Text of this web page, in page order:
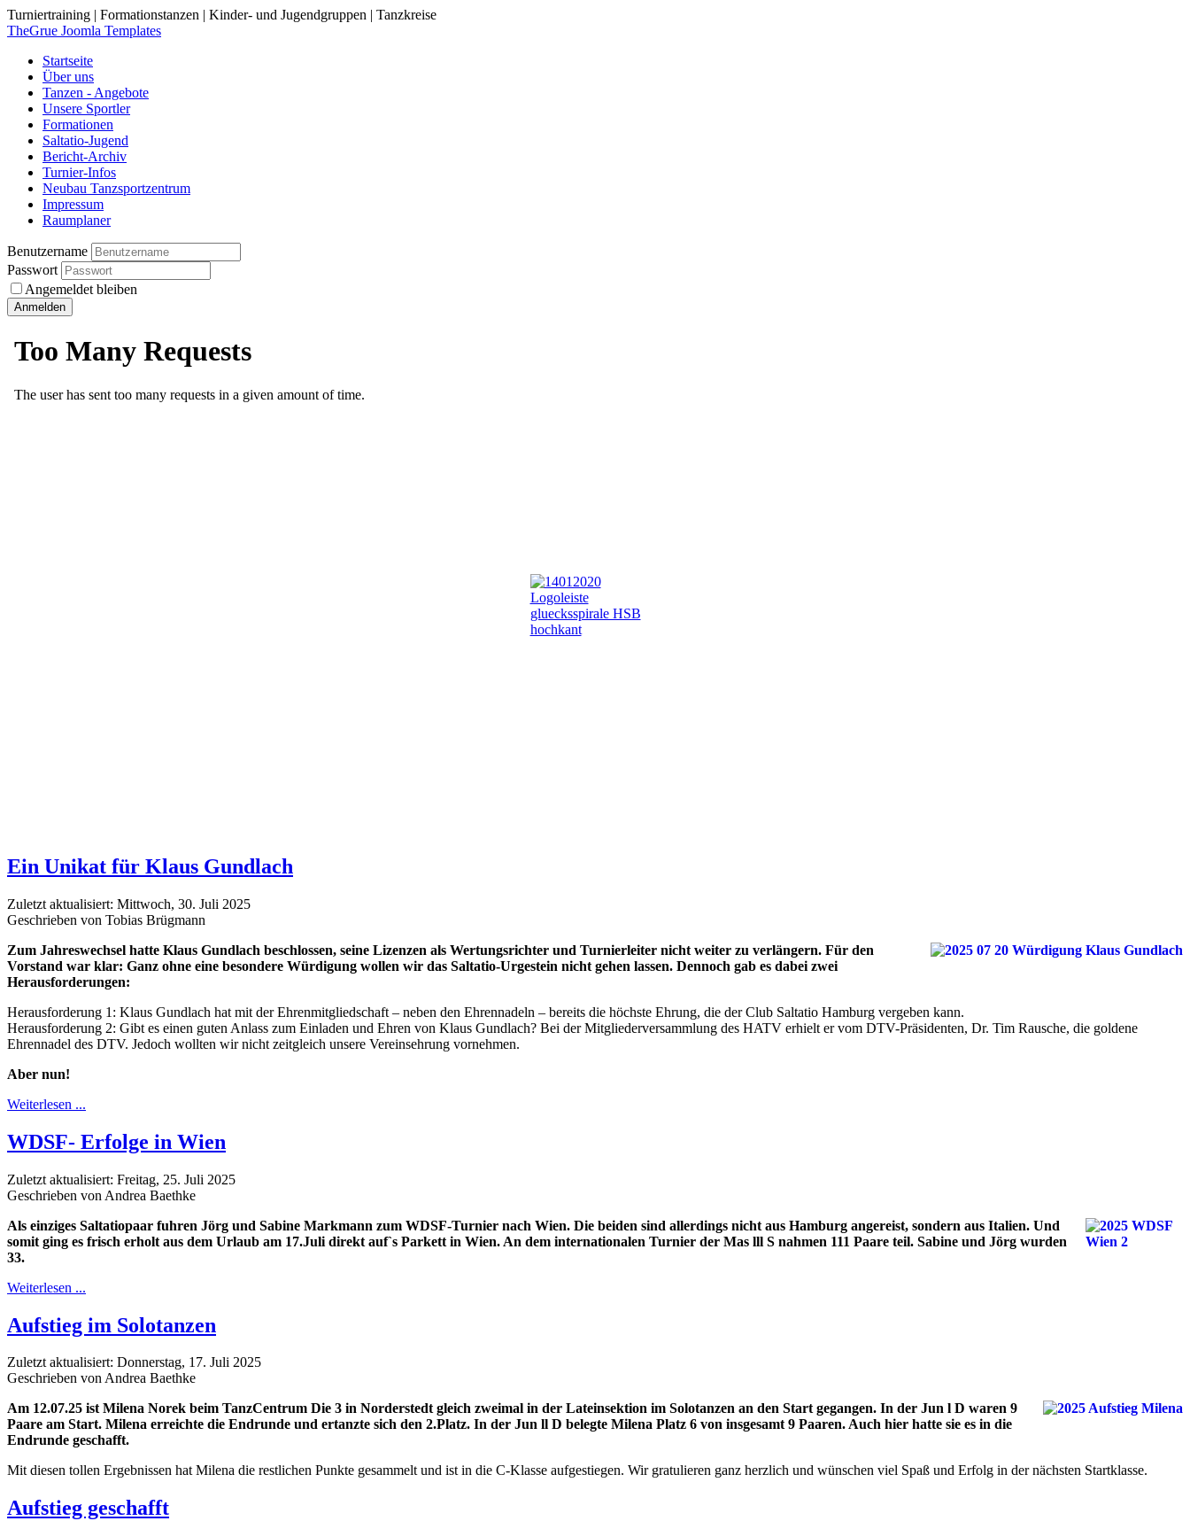
Turniertraining | Formationstanzen | Kinder- und Jugendgruppen | Tanzkreise
TheGrue Joomla Templates
Startseite
Über uns
Tanzen - Angebote
Unsere Sportler
Formationen
Saltatio-Jugend
Bericht-Archiv
Turnier-Infos
Neubau Tanzsportzentrum
Impressum
Raumplaner
Benutzername
Passwort
Angemeldet bleiben
Ein Unikat für Klaus Gundlach
Zuletzt aktualisiert: Mittwoch, 30. Juli 2025
Geschrieben von Tobias Brügmann
Zum Jahreswechsel hatte Klaus Gundlach beschlossen, seine Lizenzen als Wertungsrichter und Turnierleiter nicht weiter zu verlängern. Für den
Vorstand war klar: Ganz ohne eine besondere Würdigung wollen wir das Saltatio-Urgestein nicht gehen lassen. Dennoch gab es dabei zwei
Herausforderungen:
Herausforderung 1: Klaus Gundlach hat mit der Ehrenmitgliedschaft – neben den Ehrennadeln – bereits die höchste Ehrung, die der Club Saltatio Hamburg vergeben kann.
Herausforderung 2: Gibt es einen guten Anlass zum Einladen und Ehren von Klaus Gundlach? Bei der Mitgliederversammlung des HATV erhielt er vom DTV-Präsidenten, Dr. Tim Rausche, die goldene
Ehrennadel des DTV. Jedoch wollten wir nicht zeitgleich unsere Vereinsehrung vornehmen.
Aber nun!
Weiterlesen ...
WDSF- Erfolge in Wien
Zuletzt aktualisiert: Freitag, 25. Juli 2025
Geschrieben von Andrea Baethke
Als einziges Saltatiopaar fuhren Jörg und Sabine Markmann zum WDSF-Turnier nach Wien. Die beiden sind allerdings nicht aus Hamburg angereist, sondern aus Italien. Und
somit ging es frisch erholt aus dem Urlaub am 17.Juli direkt auf`s Parkett in Wien. An dem internationalen Turnier der Mas lll S nahmen 111 Paare teil. Sabine und Jörg wurden
33.
Weiterlesen ...
Aufstieg im Solotanzen
Zuletzt aktualisiert: Donnerstag, 17. Juli 2025
Geschrieben von Andrea Baethke
Am 12.07.25 ist Milena Norek beim TanzCentrum Die 3 in Norderstedt gleich zweimal in der Lateinsektion im Solotanzen an den Start gegangen. In der Jun l D waren 9
Paare am Start. Milena erreichte die Endrunde und ertanzte sich den 2.Platz. In der Jun ll D belegte Milena Platz 6 von insgesamt 9 Paaren. Auch hier hatte sie es in die
Endrunde geschafft.
Mit diesen tollen Ergebnissen hat Milena die restlichen Punkte gesammelt und ist in die C-Klasse aufgestiegen. Wir gratulieren ganz herzlich und wünschen viel Spaß und Erfolg in der nächsten Startklasse.
Aufstieg geschafft